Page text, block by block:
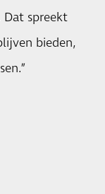
spreekt
bieden,